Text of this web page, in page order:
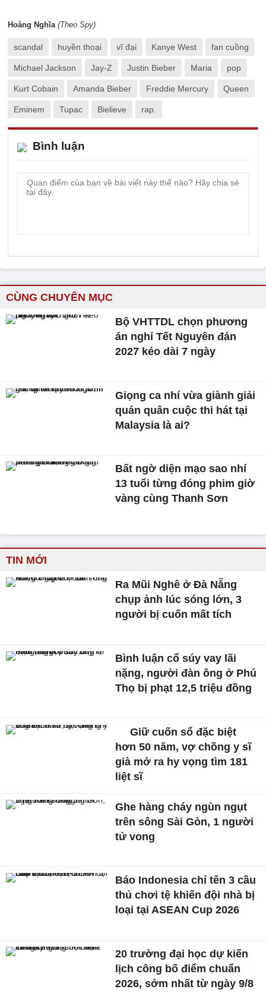
Hoàng Nghĩa(Theo Spy)
scandal huyền thoại vĩ đại Kanye West fan cuồng
Michael Jackson Jay-Z Justin Bieber Maria pop
Kurt Cobain Amanda Bieber Freddie Mercury Queen
Eminem Tupac Bielieve rap.
Bình luận
CÙNG CHUYÊN MỤC
Bộ VHTTDL chọn phương
án nghỉ Tết Nguyên đán
2027 kéo dài 7 ngày
Giọng ca nhí vừa giành giải
quán quân cuộc thi hát tại
Malaysia là ai?
Bất ngờ diện mạo sao nhí
13 tuổi từng đóng phim giờ
vàng cùng Thanh Sơn
TIN MỚI
Ra Mũi Nghê ở Đà Nẵng
chụp ảnh lúc sóng lớn, 3
người bị cuốn mất tích
Bình luận cổ súy vay lãi
nặng, người đàn ông ở Phú
Thọ bị phạt 12,5 triệu đồng
Giữ cuốn sổ đặc biệt
hơn 50 năm, vợ chồng y sĩ
già mở ra hy vọng tìm 181
liệt sĩ
Ghe hàng cháy ngùn ngụt
trên sông Sài Gòn, 1 người
tử vong
Báo Indonesia chỉ tên 3 cầu
thủ chơi tệ khiến đội nhà bị
loại tại ASEAN Cup 2026
20 trường đại học dự kiến
lịch công bố điểm chuẩn
2026, sớm nhất từ ngày 9/8